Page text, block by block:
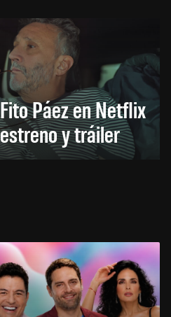
Páez en Netflix
y tráiler